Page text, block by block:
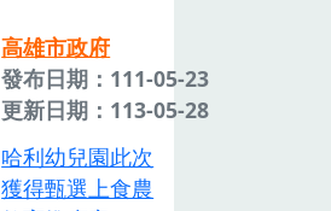
訓社區操作教具
及解說能力，帶
領民眾認識台灣
島上逐漸消失的
漁法，了解不同
漁法對生態的影
高雄市政府
發布日期：111-05-23
更新日期：113-05-28
哈利幼兒園此次
獲得甄選上食農